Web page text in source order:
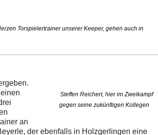
Torspielertrainer unserer Keeper, gehen auch in
Steffen Reichert, hier im Zweikampf
gegen seine zukünftigen Kollegen
an
der ebenfalls in Holzgerlingen eine